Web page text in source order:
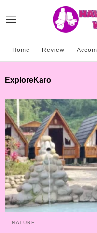
Home Review
ExploreKaro
NATURE